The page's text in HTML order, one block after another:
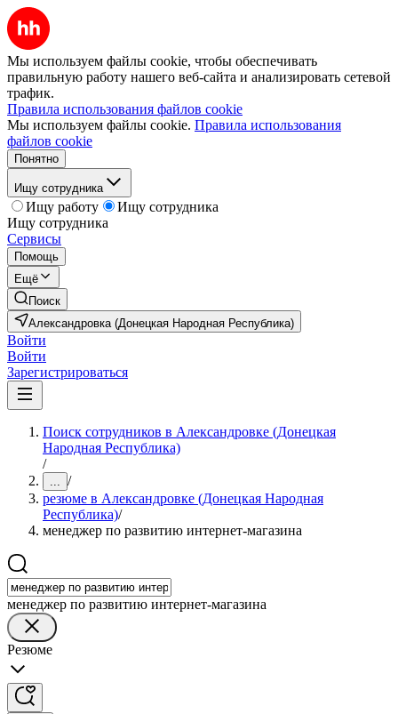
Мы используем файлы cookie, чтобы обеспечивать
правильную работу нашего веб-сайта и анализировать сетевой
трафик.
Правила использования файлов cookie
Мы используем файлы cookie. Правила использования
файлов cookie
Понятно
Ищу сотрудника
Ищу работу
Ищу сотрудника
Ищу сотрудника
Сервисы
Помощь
Ещё
Поиск
Александровка (Донецкая Народная Республика)
Войти
Войти
Зарегистрироваться
Поиск сотрудников в Александровке (Донецкая
Народная Республика)
/
... /
резюме в Александровке (Донецкая Народная
Республика)/
менеджер по развитию интернет-магазина
менеджер по развитию интернет-магазина
Резюме